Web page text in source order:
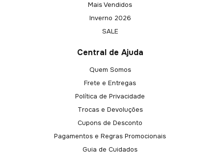
Mais Vendidos
Inverno 2026
SALE
Central de Ajuda
Quem Somos
Frete e Entregas
Política de Privacidade
Trocas e Devoluções
Cupons de Desconto
Pagamentos e Regras Promocionais
Guia de Cuidados